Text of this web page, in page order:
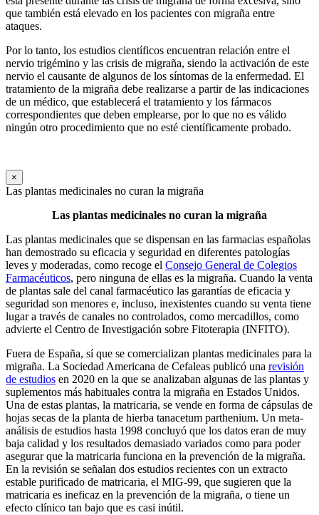
que también está elevado en los pacientes con migraña entre
ataques.
Por lo tanto, los estudios científicos encuentran relación entre el
nervio trigémino y las crisis de migraña, siendo la activación de este
nervio el causante de algunos de los síntomas de la enfermedad. El
tratamiento de la migraña debe realizarse a partir de las indicaciones
de un médico, que establecerá el tratamiento y los fármacos
correspondientes que deben emplearse, por lo que no es válido
ningún otro procedimiento que no esté científicamente probado.
×
Las plantas medicinales no curan la migraña
Las plantas medicinales no curan la migraña
Las plantas medicinales que se dispensan en las farmacias españolas
han demostrado su eficacia y seguridad en diferentes patologías
leves y moderadas, como recoge el Consejo General de Colegios
Farmacéuticos, pero ninguna de ellas es la migraña. Cuando la venta
de plantas sale del canal farmacéutico las garantías de eficacia y
seguridad son menores e, incluso, inexistentes cuando su venta tiene
lugar a través de canales no controlados, como mercadillos, como
advierte el Centro de Investigación sobre Fitoterapia (INFITO).
Fuera de España, sí que se comercializan plantas medicinales para la
migraña. La Sociedad Americana de Cefaleas publicó una revisión
de estudios en 2020 en la que se analizaban algunas de las plantas y
suplementos más habituales contra la migraña en Estados Unidos.
Una de estas plantas, la matricaria, se vende en forma de cápsulas de
hojas secas de la planta de hierba tanacetum parthenium. Un meta-
análisis de estudios hasta 1998 concluyó que los datos eran de muy
baja calidad y los resultados demasiado variados como para poder
asegurar que la matricaria funciona en la prevención de la migraña.
En la revisión se señalan dos estudios recientes con un extracto
estable purificado de matricaria, el MIG-99, que sugieren que la
matricaria es ineficaz en la prevención de la migraña, o tiene un
efecto clínico tan bajo que es casi inútil.